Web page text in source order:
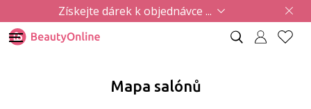
Získejte dárek k objednávce ...
Mapa salónů